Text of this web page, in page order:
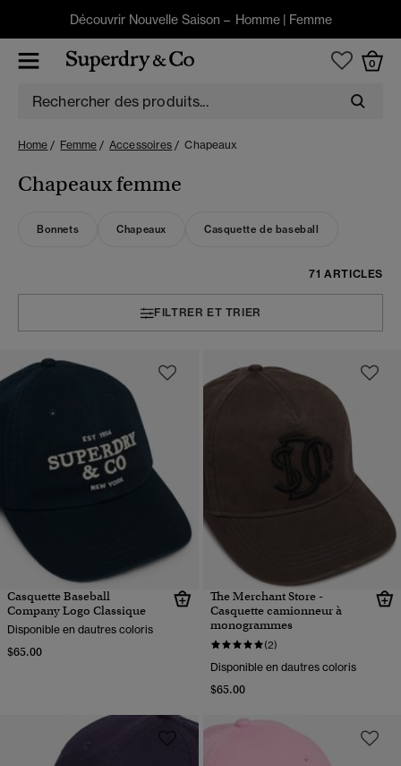
Découvrir Nouvelle Saison – Homme| Femme
0
Home Femme Accessoires Chapeaux
Chapeaux femme
Bonnets Chapeaux Casquette de baseball
71 ARTICLES
FILTRER ET TRIER
Casquette Baseball
Company Logo Classique
Disponible en dautres coloris
$65.00
The Merchant Store -
Casquette camionneur à
monogrammes
(2)
Disponible en dautres coloris
$65.00